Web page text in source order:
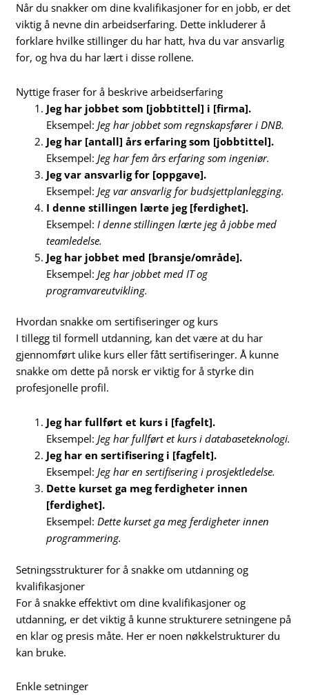
Når du snakker om dine kvalifikasjoner for en jobb, er det
viktig å nevne din arbeidserfaring. Dette inkluderer å
forklare hvilke stillinger du har hatt, hva du var ansvarlig
for, og hva du har lært i disse rollene.
Nyttige fraser for å beskrive arbeidserfaring
Jeg har jobbet som [jobbtittel] i [firma].
Eksempel: Jeg har jobbet som regnskapsfører i DNB.
Jeg har [antall] års erfaring som [jobbtittel].
Eksempel: Jeg har fem års erfaring som ingeniør.
Jeg var ansvarlig for [oppgave].
Eksempel: Jeg var ansvarlig for budsjettplanlegging.
I denne stillingen lærte jeg [ferdighet].
Eksempel: I denne stillingen lærte jeg å jobbe med
teamledelse.
Jeg har jobbet med [bransje/område].
Eksempel: Jeg har jobbet med IT og
programvareutvikling.
Hvordan snakke om sertifiseringer og kurs
I tillegg til formell utdanning, kan det være at du har
gjennomført ulike kurs eller fått sertifiseringer. Å kunne
snakke om dette på norsk er viktig for å styrke din
profesjonelle profil.
Jeg har fullført et kurs i [fagfelt].
Eksempel: Jeg har fullført et kurs i databaseteknologi.
Jeg har en sertifisering i [fagfelt].
Eksempel: Jeg har en sertifisering i prosjektledelse.
Dette kurset ga meg ferdigheter innen
[ferdighet].
Eksempel: Dette kurset ga meg ferdigheter innen
programmering.
Setningsstrukturer for å snakke om utdanning og
kvalifikasjoner
For å snakke effektivt om dine kvalifikasjoner og
utdanning, er det viktig å kunne strukturere setningene på
en klar og presis måte. Her er noen nøkkelstrukturer du
kan bruke.
Enkle setninger